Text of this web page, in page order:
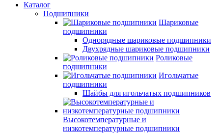
Каталог
Подшипники
Шариковые
подшипники
Однорядные шариковые подшипники
Двухрядные шариковые подшипники
Роликовые
подшипники
Игольчатые
подшипники
Шайбы для игольчатых подшипников
Высокотемпературные и
низкотемпературные подшипники